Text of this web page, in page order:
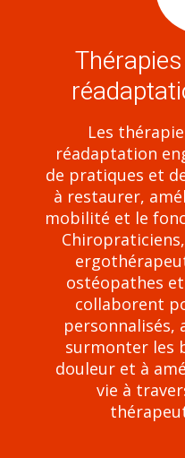
Les
réadaptation
de pratiques et
à restaurer,
mobilité et le
ostéopathes
collaborent
personnalisés,
surmonter les
douleur et à
vie à